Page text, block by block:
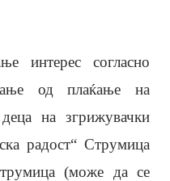
интерес согласно
од плаќање на
на згрижувачки
радост“ Струмица
(може да се